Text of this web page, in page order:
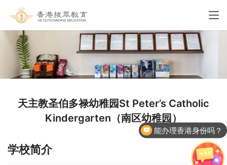
天主教圣伯多禄幼稚园St Peter’s Catholic
Kindergarten（南区幼稚园）
学校简介
能办理香港身份吗？